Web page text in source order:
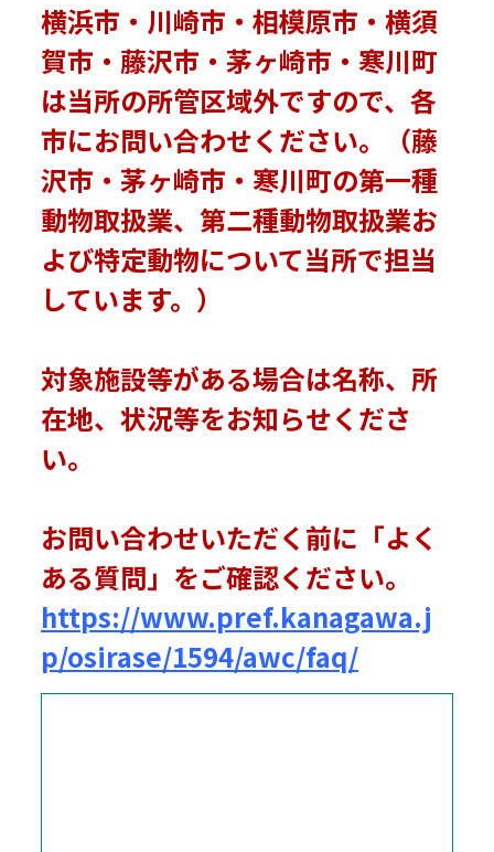
横浜市・川崎市・相模原市・横須
賀市・藤沢市・茅ヶ崎市・寒川町
は当所の所管区域外ですので、各
市にお問い合わせください。（藤
沢市・茅ヶ崎市・寒川町の第一種
動物取扱業、第二種動物取扱業お
よび特定動物について当所で担当
しています。）
対象施設等がある場合は名称、所
在地、状況等をお知らせくださ
い。
お問い合わせいただく前に「よく
ある質問」をご確認ください。
https://www.pref.kanagawa.j
p/osirase/1594/awc/faq/